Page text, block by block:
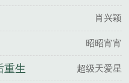
肖兴颖
昭昭宵宵
重生
超级天爱星